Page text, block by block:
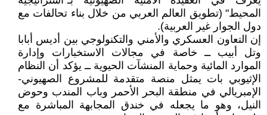
المحيط" (تطويق العالم العربي من خلال بناء تحالفات مع
دول الجوار غير العربية).
إن التعاون العسكري والأمني والتكنولوجي بين أديس أبابا
وتل أبيب ــ خاصة في مجالات الاستخبارات وإدارة
الموارد المائية وحماية المنشآت الحيوية ــ يؤكد أن النظام
الإثيوبي بات يمثل منصة متقدمة للمشروع الصهيوني-
الإمبريالي في منطقة البحر الأحمر وباب المندب وحوض
النيل، وهو ما يجعله في خندق المجابهة المباشرة مع